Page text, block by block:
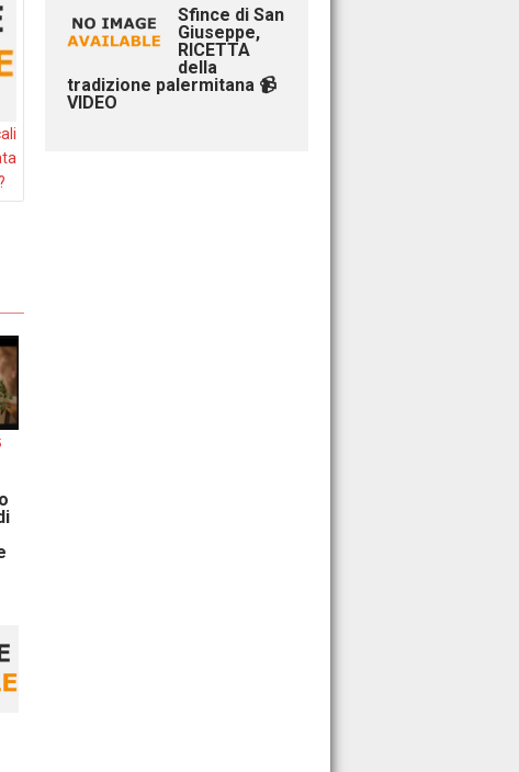
Sfince di San
Giuseppe,
RICETTA
della
tradizione palermitana 📹
VIDEO